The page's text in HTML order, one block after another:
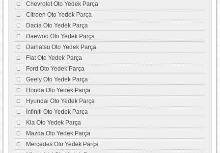
Chevrolet Oto Yedek Parça
Citroen Oto Yedek Parça
Dacia Oto Yedek Parça
Daewoo Oto Yedek Parça
Daihatsu Oto Yedek Parça
Fiat Oto Yedek Parça
Ford Oto Yedek Parça
Geely Oto Yedek Parça
Honda Oto Yedek Parça
Hyundai Oto Yedek Parça
İnfiniti Oto Yedek Parça
Kia Oto Yedek Parça
Mazda Oto Yedek Parça
Mercedes Oto Yedek Parça